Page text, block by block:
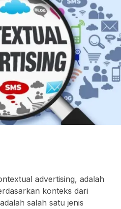
advertising, adalah
konteks dari
salah satu jenis